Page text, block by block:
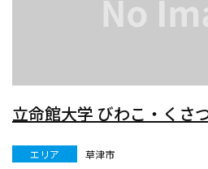
立命館大学 びわこ・くさ
エリア
草津市